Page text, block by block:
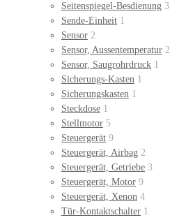
Seitenspiegel-Besdienung 3
Sende-Einheit 1
Sensor 2
Sensor, Aussentemperatur 2
Sensor, Saugrohrdruck 1
Sicherungs-Kasten 1
Sicherungskasten 1
Steckdose 1
Stellmotor 5
Steuergerät 9
Steuergerät, Airbag 2
Steuergerät, Getriebe 3
Steuergerät, Motor 9
Steuergerät, Xenon 4
Tür-Kontaktschalter 1